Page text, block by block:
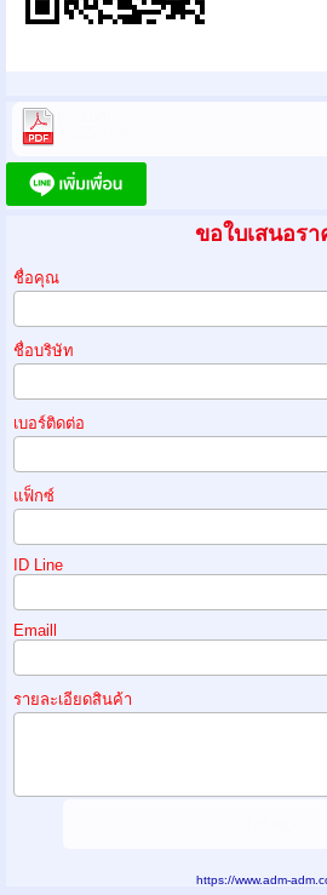
ขอใบเสนอรา
ชื่อคุณ
ชื่อบริษัท
เบอร์ติดต่อ
แฟ็กซ์
ID Line
Emaill
รายละเอียดสินค้า
https://www.adm-